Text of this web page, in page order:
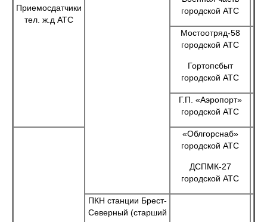
Приемосдатчики
тел. ж.д АТС
городской АТС
Мостоотряд-58
городской АТС
Гортопсбыт
городской АТС
Г.П. «Аэропорт»
городской АТС
«Облгорснаб»
городской АТС
ДСПМК-27
городской АТС
ПКН станции Брест-
Северный (старший